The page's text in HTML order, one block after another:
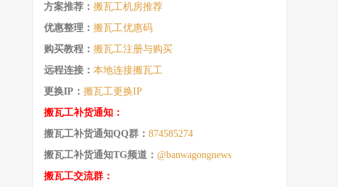
方案推荐： 搬瓦工机房推荐
优惠整理： 搬瓦工优惠码
购买教程： 搬瓦工注册与购买
远程连接： 本地连接搬瓦工
更换IP： 搬瓦工更换IP
搬瓦工补货通知：
搬瓦工补货通知QQ群： 874585274
搬瓦工补货通知TG频道： @banwagongnews
搬瓦工交流群：